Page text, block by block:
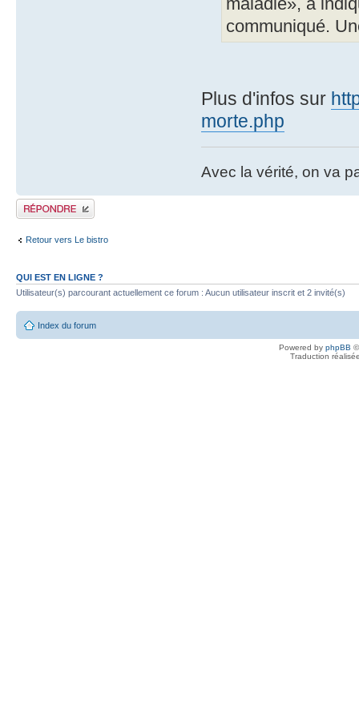
maladie», a
communiqué.
Plus d'infos sur
morte.php
Avec la vérité, on va
Publier une réponse
Retour vers Le bistro
QUI EST EN LIGNE ?
Utilisateur(s) parcourant actuellement ce forum : Aucun utilisateur inscrit et 2 invité(s)
Index du forum
Powered by phpBB
Traduction